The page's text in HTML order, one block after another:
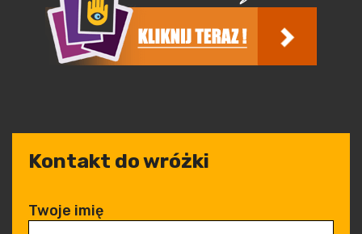
Kontakt do wróżki
Twoje imię